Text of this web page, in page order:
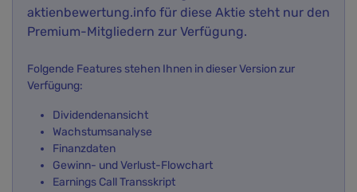
aktienbewertung.info für diese Aktie steht nur den
Premium-Mitgliedern zur Verfügung.
Folgende Features stehen Ihnen in dieser Version zur
Verfügung:
Dividendenansicht
Wachstumsanalyse
Finanzdaten
Gewinn- und Verlust-Flowchart
Earnings Call Transskript